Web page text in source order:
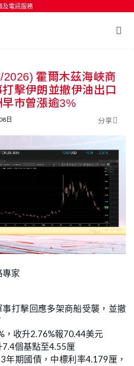
及電訊服務
輸入鍵開始搜尋
2026) 霍爾木茲海峽商
擊伊朗並撤伊油出口
市曾漲逾3%
日 分享
專家
事打擊回應多架商船受襲，並撤
，收升2.76%報70.44美元
7.4個基點至4.55厘
年期國債，中標利率4.179厘，